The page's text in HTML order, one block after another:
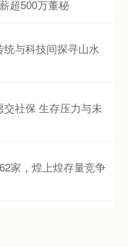
超500万董秘
与科技间探寻山水
社保 生存压力与未
家，煌上煌存量竞争